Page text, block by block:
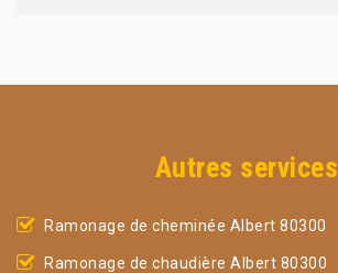
Autres services
Ramonage de cheminée Albert 80300
Ramonage de chaudière Albert 80300